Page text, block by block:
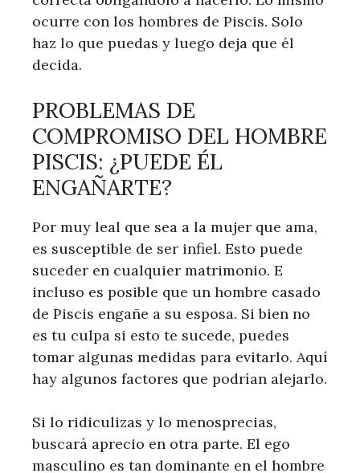
ocurre con los hombres de Piscis. Solo
haz lo que puedas y luego deja que él
decida.
PROBLEMAS DE
COMPROMISO DEL HOMBRE
PISCIS: ¿PUEDE ÉL
ENGAÑARTE?
Por muy leal que sea a la mujer que ama,
es susceptible de ser infiel. Esto puede
suceder en cualquier matrimonio. E
incluso es posible que un hombre casado
de Piscis engañe a su esposa. Si bien no
es tu culpa si esto te sucede, puedes
tomar algunas medidas para evitarlo. Aquí
hay algunos factores que podrían alejarlo.
Si lo ridiculizas y lo menosprecias,
buscará aprecio en otra parte. El ego
masculino es tan dominante en el hombre